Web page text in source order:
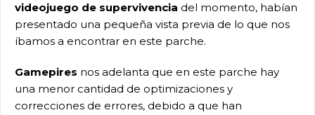
videojuego de supervivencia del momento, habían
presentado una pequeña vista previa de lo que nos
íbamos a encontrar en este parche.
Gamepires nos adelanta que en este parche hay
una menor cantidad de optimizaciones y
correcciones de errores, debido a que han